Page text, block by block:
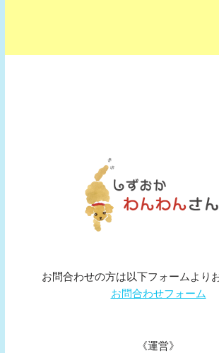
お問合わせの方は以下フォームより
お問合わせフォーム
《運営》